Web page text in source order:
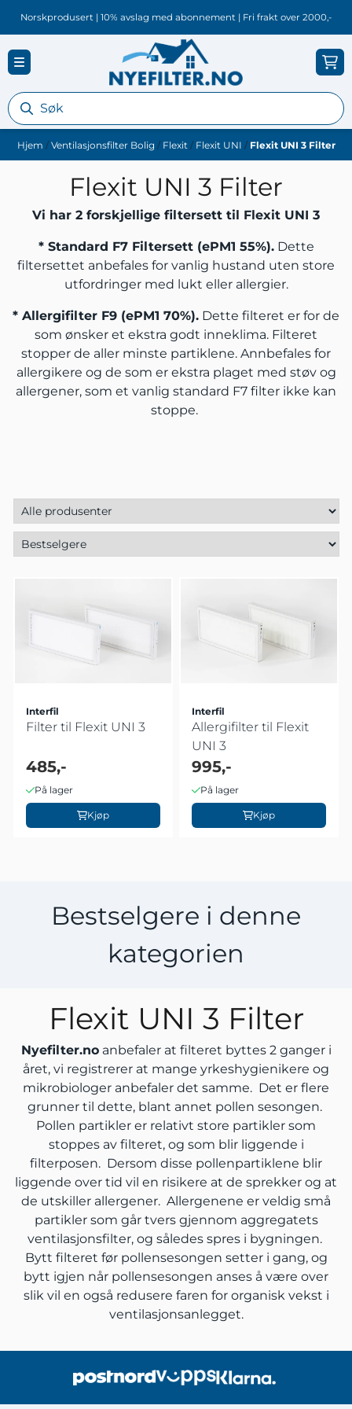
Hopp til innhold
Norskprodusert | 10% avslag med abonnement | Fri frakt over 2000,-
Hjem / Ventilasjonsfilter Bolig / Flexit / Flexit UNI / Flexit UNI 3 Filter
Flexit UNI 3 Filter
Vi har 2 forskjellige filtersett til Flexit UNI 3
* Standard F7 Filtersett (ePM1 55%).Dette
filtersettet anbefales for vanlig hustand uten store
utfordringer med lukt eller allergier.
* Allergifilter F9 (ePM1 70%). Dette filteret er for de
som ønsker et ekstra godt inneklima. Filteret
stopper de aller minste partiklene. Annbefales for
allergikere og de som er ekstra plaget med støv og
allergener, som et vanlig standard F7 filter ikke kan
stoppe.
Interfil
Filter til Flexit UNI 3
485,-
På lager
Kjøp
Interfil
Allergifilter til Flexit
UNI 3
995,-
På lager
Kjøp
Bestselgere i denne
kategorien
Flexit UNI 3 Filter
Nyefilter.noanbefaler at filteret byttes 2 ganger i
året, vi registrerer at mange yrkeshygienikere og
mikrobiologer anbefaler det samme. Det er flere
grunner til dette, blant annet pollen sesongen.
Pollen partikler er relativt store partikler som
stoppes av filteret, og som blir liggende i
filterposen. Dersom disse pollenpartiklene blir
liggende over tid vil en risikere at de sprekker og at
de utskiller allergener. Allergenene er veldig små
partikler som går tvers gjennom aggregatets
ventilasjonsfilter, og således spres i bygningen.
Bytt filteret før pollensesongen setter i gang, og
bytt igjen når pollensesongen anses å være over
slik vil en også redusere faren for organisk vekst i
ventilasjonsanlegget.